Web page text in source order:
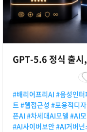
GPT-5.6 정식 출시
#배리어프리AI #음성인
트 #웹접근성 #포용적디
픈AI #차세대AI모델 #AI
#AI사이버보안 #AI거버